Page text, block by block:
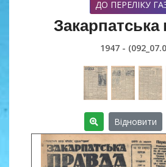
ДО ПЕРЕЛІКУ
1947 -
Відновити